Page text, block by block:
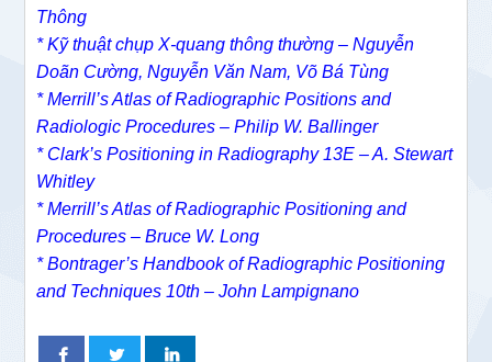
Thông
* Kỹ thuật chụp X-quang thông thường – Nguyễn
Doãn Cường, Nguyễn Văn Nam, Võ Bá Tùng
* Merrill’s Atlas of Radiographic Positions and
Radiologic Procedures – Philip W. Ballinger
* Clark’s Positioning in Radiography 13E – A. Stewart
Whitley
* Merrill’s Atlas of Radiographic Positioning and
Procedures – Bruce W. Long
* Bontrager’s Handbook of Radiographic Positioning
and Techniques 10th – John Lampignano